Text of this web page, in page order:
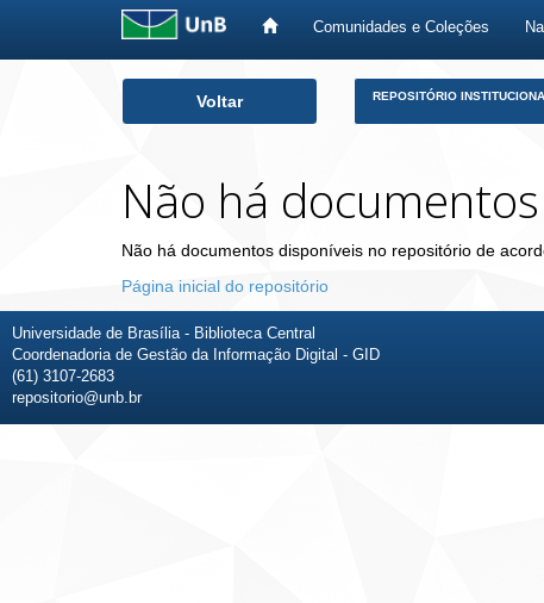
Comunidades e Coleções
Voltar REPOSITÓRIO
Não há documentos
Não há documentos disponíveis no repositório de
Página inicial do repositório
Universidade de Brasília - Biblioteca Central
Coordenadoria de Gestão da Informação Digital - GID
(61) 3107-2683
repositorio@unb.br